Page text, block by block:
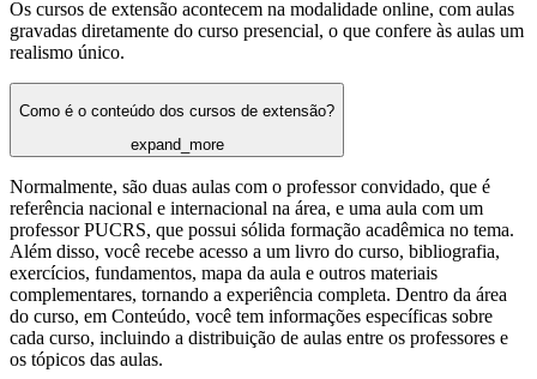
Os cursos de extensão acontecem na modalidade online, com aulas
gravadas diretamente do curso presencial, o que confere às aulas um
realismo único.
Como é o conteúdo dos cursos de extensão?
expand_more
Normalmente, são duas aulas com o professor convidado, que é
referência nacional e internacional na área, e uma aula com um
professor PUCRS, que possui sólida formação acadêmica no tema.
Além disso, você recebe acesso a um livro do curso, bibliografia,
exercícios, fundamentos, mapa da aula e outros materiais
complementares, tornando a experiência completa. Dentro da área
do curso, em Conteúdo, você tem informações específicas sobre
cada curso, incluindo a distribuição de aulas entre os professores e
os tópicos das aulas.